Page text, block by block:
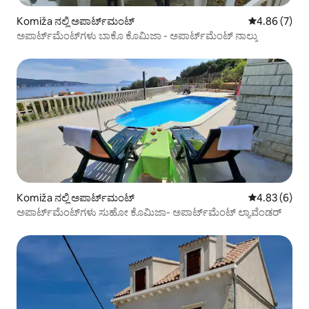
Komiža ನಲ್ಲಿ ಅಪಾರ್ಟ್‌ಮಂಟ್ 5 ರಲ್ಲಿ 4.86
4.86 (7)
ಅಪಾರ್ಟ್‌ಮೆಂಟ್‌ಗಳು ಬಾಕೊ ಕೊಮಿಜಾ - ಅಪಾರ್ಟ್‌ಮೆಂಟ್ ನಾಲ್ಕು
Komiža ನಲ್ಲಿ ಅಪಾರ್ಟ್‌ಮಂಟ್ 5 ರಲ್ಲಿ 4.83
4.83 (6)
ಅಪಾರ್ಟ್‌ಮೆಂಟ್‌ಗಳು ಸುಹೋ ಕೊಮಿಜಾ- ಅಪಾರ್ಟ್‌ಮೆಂಟ್ ಲ್ಯಾವೆಂಡರ್